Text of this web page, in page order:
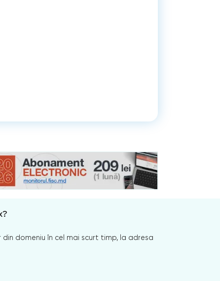
domeniu în cel mai scurt timp, la adresa